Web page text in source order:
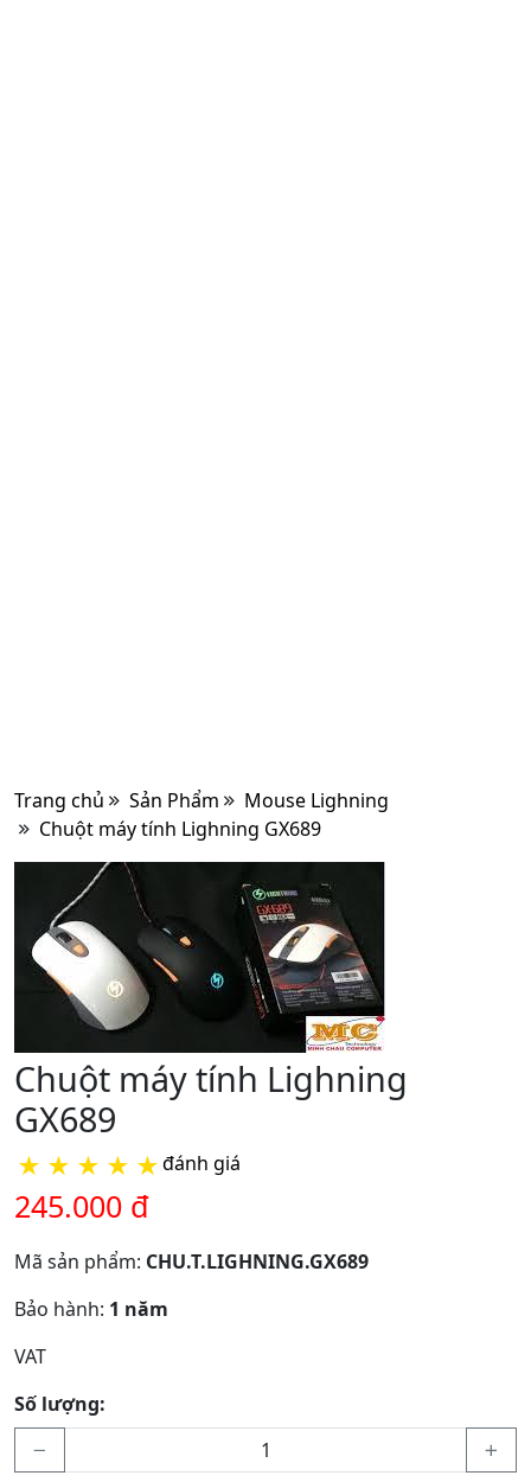
Trang chủ Sản Phẩm
Mouse Lighning
Chuột máy tính Lighning GX689
Chuột máy tính Lighning
GX689
★ ★ ★ ★ ★đánh giá
245.000 đ
Mã sản phẩm: CHU.T.LIGHNING.GX689
Bảo hành: 1 năm
VAT
Số lượng: